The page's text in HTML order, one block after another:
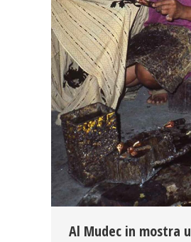
Al Mudec in mostra